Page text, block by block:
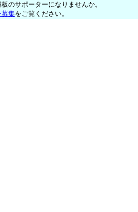
のサポーターになりませんか。
募集をご覧ください。